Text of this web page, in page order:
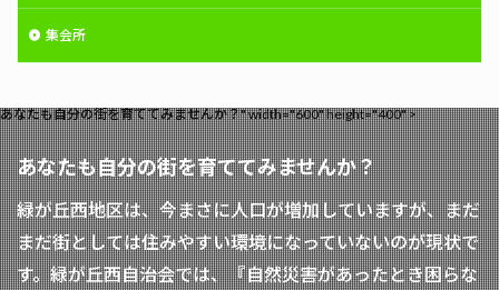
集会所
あなたも自分の街を育ててみませんか？" width="600" height="400" >
あなたも自分の街を育ててみませんか？
緑が丘西地区は、今まさに人口が増加していますが、まだ
まだ街としては住みやすい環境になっていないのが現状で
す。緑が丘西自治会では、『自然災害があったとき困らな